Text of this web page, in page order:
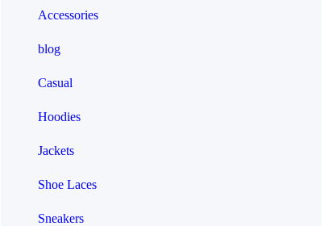
Accessories
blog
Casual
Hoodies
Jackets
Shoe Laces
Sneakers